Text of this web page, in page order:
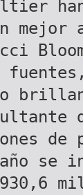
mejor
de
se